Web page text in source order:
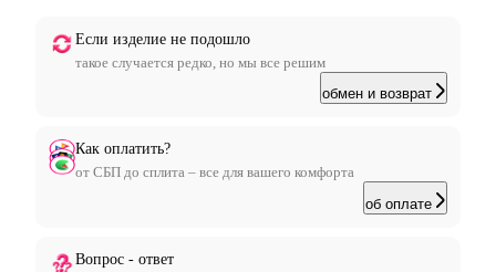
Если изделие не подошло
такое случается редко, но мы все решим
обмен и возврат
Как оплатить?
от СБП до сплита – все для вашего комфорта
об оплате
Вопрос - ответ